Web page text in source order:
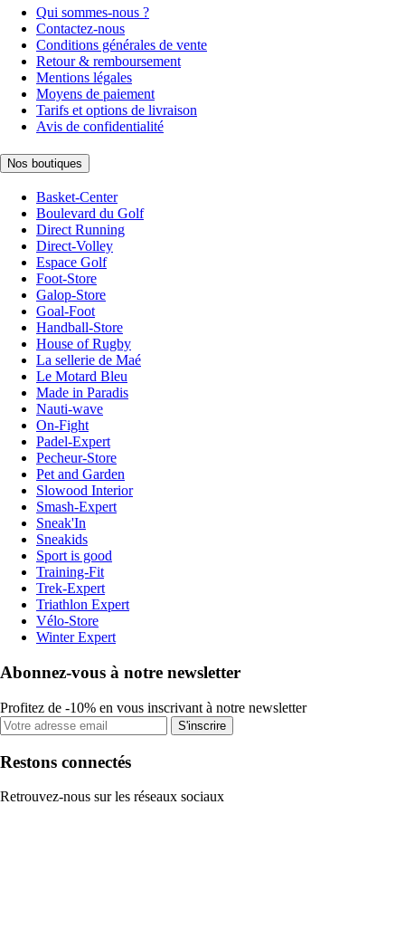
Qui sommes-nous ?
Contactez-nous
Conditions générales de vente
Retour & remboursement
Mentions légales
Moyens de paiement
Tarifs et options de livraison
Avis de confidentialité
Nos boutiques
Basket-Center
Boulevard du Golf
Direct Running
Direct-Volley
Espace Golf
Foot-Store
Galop-Store
Goal-Foot
Handball-Store
House of Rugby
La sellerie de Maé
Le Motard Bleu
Made in Paradis
Nauti-wave
On-Fight
Padel-Expert
Pecheur-Store
Pet and Garden
Slowood Interior
Smash-Expert
Sneak'In
Sneakids
Sport is good
Training-Fit
Trek-Expert
Triathlon Expert
Vélo-Store
Winter Expert
Abonnez-vous à notre newsletter
Profitez de -10% en vous inscrivant à notre newsletter
S'inscrire
Restons connectés
Retrouvez-nous sur les réseaux sociaux